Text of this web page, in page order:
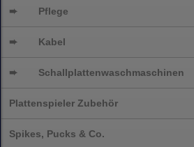
➨ Pflege
➨ Kabel
➨ Schallplattenwaschmaschinen
Plattenspieler Zubehör
Spikes, Pucks & Co.